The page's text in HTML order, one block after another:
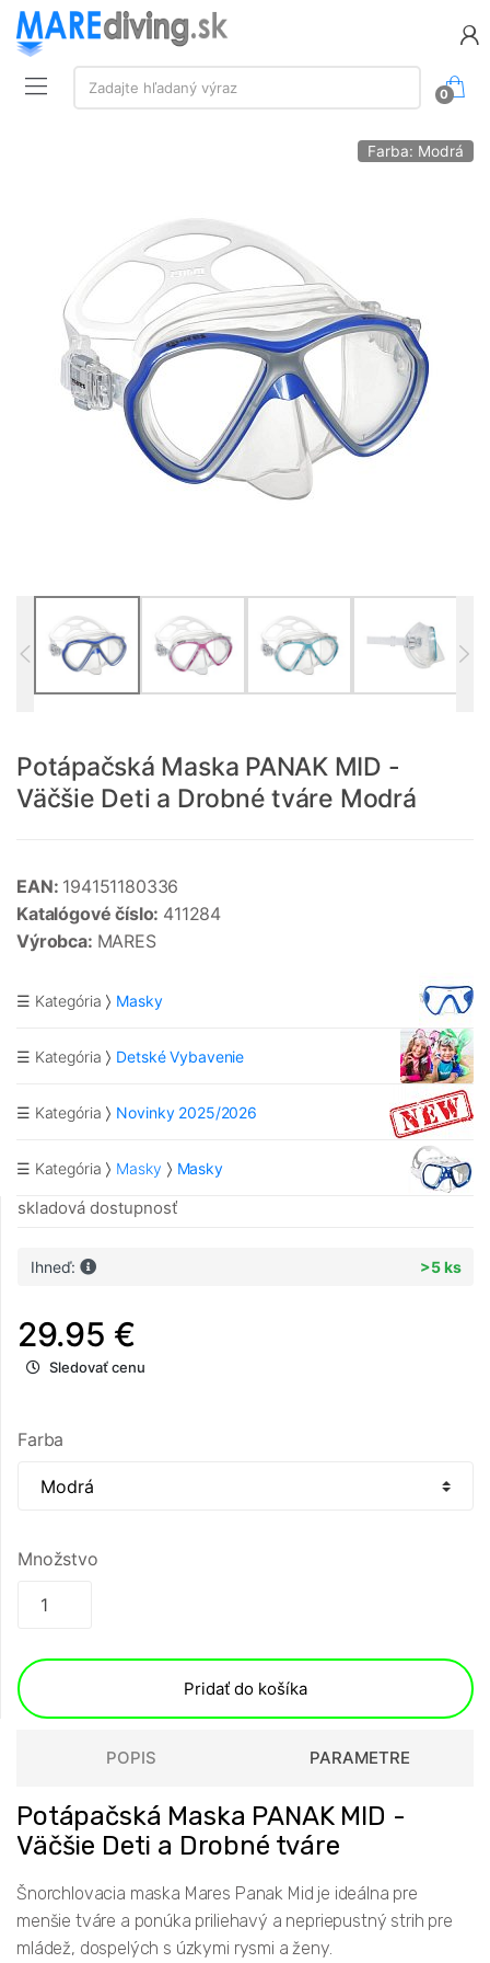
Vyhľadávanie:
Zadajte hľadaný výraz
0
Farba: Modrá
Potápačská Maska PANAK MID -
Väčšie Deti a Drobné tváre Modrá
EAN: 194151180336
Katalógové číslo: 411284
Výrobca: MARES
☰ Kategória Masky
☰ Kategória Detské Vybavenie
☰ Kategória Novinky 2025/2026
☰ Kategória Masky Masky
skladová dostupnosť
Ihneď: >5 ks
29.95 €
Sledovať cenu
Farba
Množstvo
Pridať do košíka
POPIS PARAMETRE
Potápačská Maska PANAK MID -
Väčšie Deti a Drobné tváre
Šnorchlovacia maska ​​Mares Panak Mid je ideálna pre
menšie tváre a ponúka priliehavý a nepriepustný strih pre
mládež, dospelých s úzkymi rysmi a ženy.